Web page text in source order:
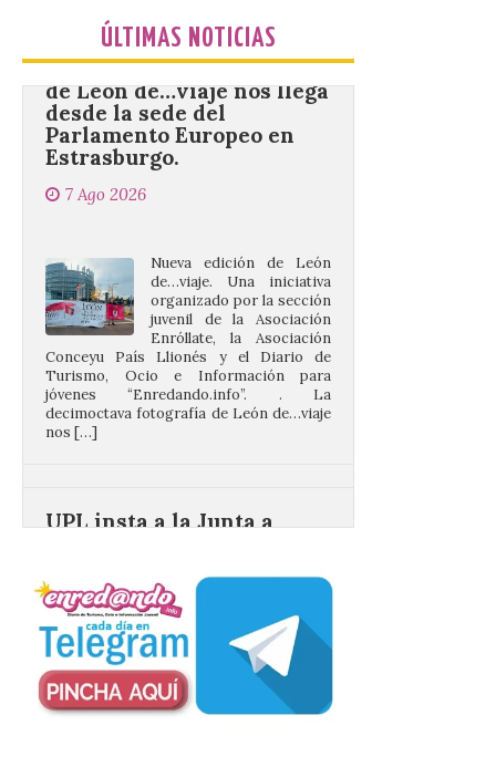
ÚLTIMAS NOTICIAS
La decimoctava fotografía
de León de…viaje nos llega
desde la sede del
Parlamento Europeo en
Estrasburgo.
7 Ago 2026
juvenil de la Asociación
Enróllate, la Asociación
Conceyu País Llionés y el Diario de
Turismo, Ocio e Información para
jóvenes “Enredando.info”. . La
decimoctava fotografía de León de…viaje
nos […]
castillo del Asmesnal, un
BIC en estado de ruina
Un Bien de Interés
Cultural abandonado
desde 1949. Los
procuradores leonesistas
plantean que la Junta